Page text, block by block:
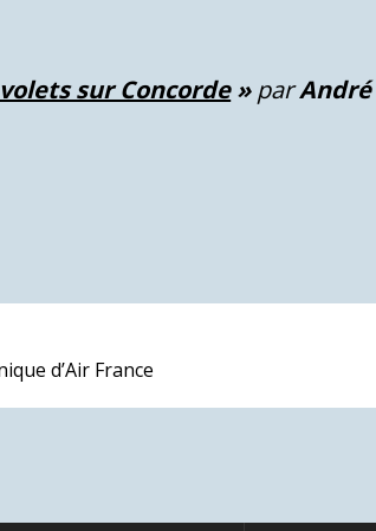
sur Concorde»parAndré
d’Air France